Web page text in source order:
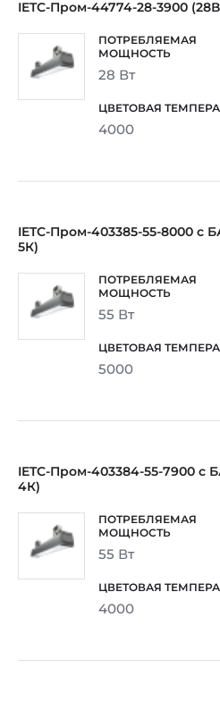
IETC-Пром-44774-28-3900
28 Вт
4000
IETC-Пром-403385-55-8000 с
5К)
55 Вт
5000
IETC-Пром-403384-55-7900 с
4К)
55 Вт
4000